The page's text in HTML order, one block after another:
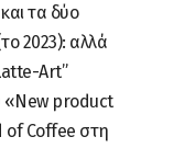
τα δύο
2023): αλλά
Art”
«New product
of Coffee στη